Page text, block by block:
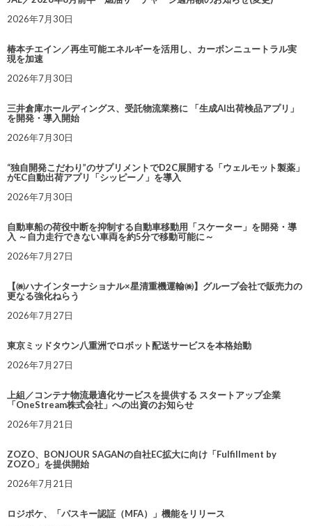
2026年7月30日
椿本チエイン／再生可能エネルギーを活用し、カーボンニュートラル実
現を加速
2026年7月30日
三井倉庫ホールディングス、受託物流業務に 「生成AI出荷検品アプリ」
を開発・導入開始
2026年7月30日
“独自開発こだわり”のサプリメントでD2C展開する「ウェルモット製薬」
がEC自動出荷アプリ「シッピーノ」を導入
2026年7月30日
自動車船の荷役中断を抑制する自動車移動用「スケーター」を開発・導
入 ～自力走行できない車両を約5分で移動可能に～
2026年7月27日
【㈱ハナインターナショナル×星清重機運輸㈱】グループ会社で販売力の
更なる強化ねらう
2026年7月27日
東京ミッドタウン八重洲でロボット配送サービスを本格始動
2026年7月27日
上組／コンテナ物流最適化サービスを提供する スタートアップ企業
「OneStream株式会社」への出資のお知らせ
2026年7月21日
ZOZO、BONJOUR SAGANの自社EC拡大に向け「Fulfillment by
ZOZO」を提供開始
2026年7月21日
ロジポケ、「パスキー認証（MFA）」機能をリリース